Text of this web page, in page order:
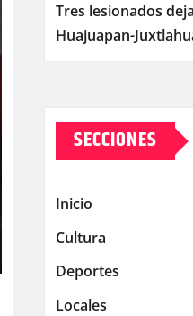
Tres lesionados
Huajuapan-
SECCIONES
Inicio
Cultura
Deportes
Locales